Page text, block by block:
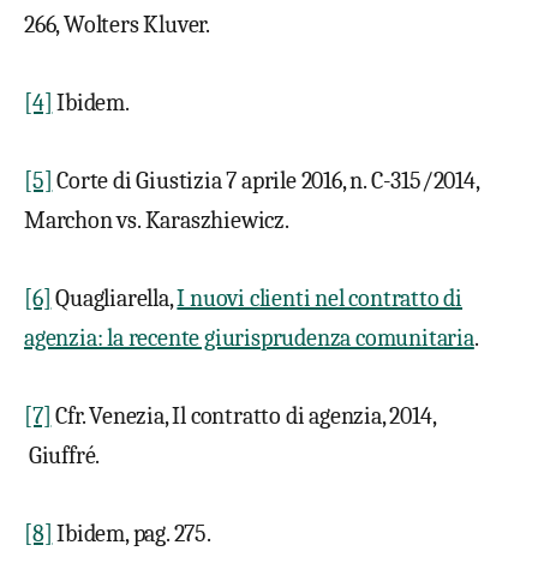
266, Wolters Kluver.
[4] Ibidem.
[5] Corte di Giustizia 7 aprile 2016, n. C-315/2014,
Marchon vs. Karaszhiewicz.
[6] Quagliarella,I nuovi clienti nel contratto di
agenzia: la recente giurisprudenza comunitaria.
[7] Cfr. Venezia, Il contratto di agenzia, 2014,
Giuffré.
[8] Ibidem, pag. 275.